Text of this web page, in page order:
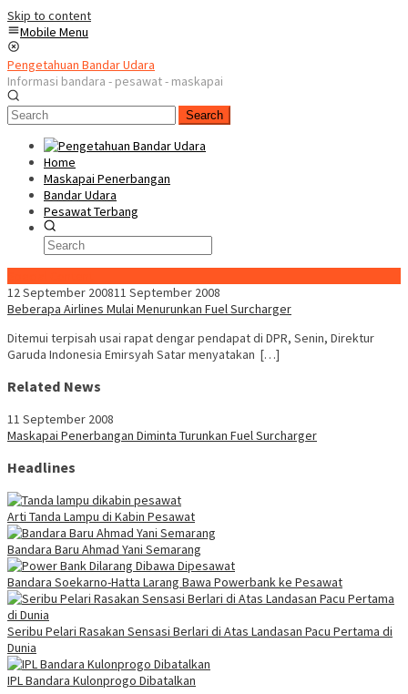
Skip to content
Mobile Menu
Pengetahuan Bandar Udara
Informasi bandara - pesawat - maskapai
Search
Home
Maskapai Penerbangan
Bandar Udara
Pesawat Terbang
12 September 200811 September 2008
Beberapa Airlines Mulai Menurunkan Fuel Surcharger
Ditemui terpisah usai rapat dengar pendapat di DPR, Senin, Direktur
Garuda Indonesia Emirsyah Satar menyatakan […]
Related News
11 September 2008
Maskapai Penerbangan Diminta Turunkan Fuel Surcharger
Headlines
Arti Tanda Lampu di Kabin Pesawat
Bandara Baru Ahmad Yani Semarang
Bandara Soekarno-Hatta Larang Bawa Powerbank ke Pesawat
Seribu Pelari Rasakan Sensasi Berlari di Atas Landasan Pacu Pertama di
Dunia
IPL Bandara Kulonprogo Dibatalkan